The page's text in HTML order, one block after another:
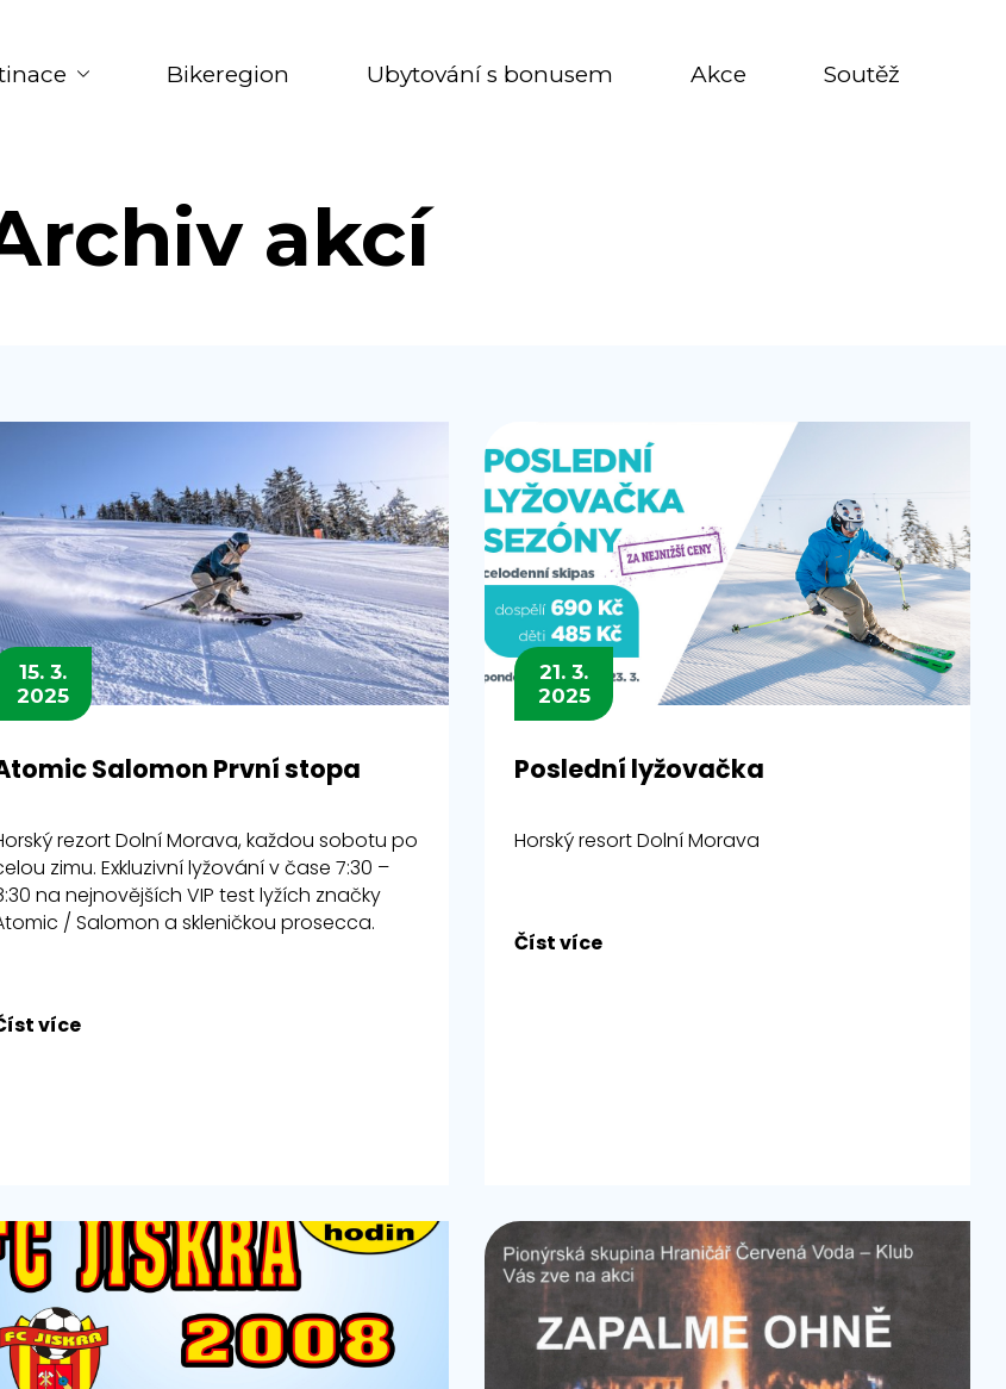
Bikeregion Ubytování s bonusem Akce Soutěž
akcí
15. 3.
2025
Salomon První stopa
rezort Dolní Morava, každou sobotu po
zimu. Exkluzivní lyžování v čase 7:30 –
na nejnovějších VIP test lyžích značky
/ Salomon a skleničkou prosecca.
více
21. 3.
2025
Poslední lyžovačka
Horský resort Dolní Morava
Číst více